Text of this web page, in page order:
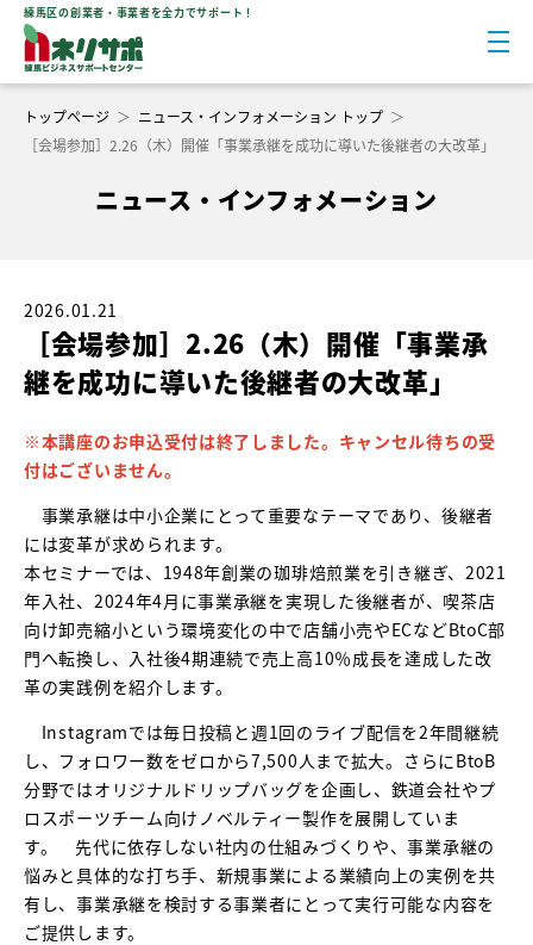
練馬区の創業者・事業者を全力でサポート！
トップページ ＞ ニュース・インフォメーション トップ ＞
［会場参加］2.26（木）開催「事業承継を成功に導いた後継者の大改革」
ニュース・インフォメーション
2026.01.21
［会場参加］2.26（木）開催「事業承
継を成功に導いた後継者の大改革」
※本講座のお申込受付は終了しました。キャンセル待ちの受
付はございません。
事業承継は中⼩企業にとって重要なテーマであり、後継者
には変⾰が求められます。
本セミナーでは、1948年創業の珈琲焙煎業を引き継ぎ、2021
年⼊社、2024年4⽉に事業承継を実現した後継者が、喫茶店
向け卸売縮⼩という環境変化の中で店舗⼩売やECなどBtoC部
⾨へ転換し、⼊社後4期連続で売上⾼10％成⻑を達成した改
⾰の実践例を紹介します。
Instagramでは毎⽇投稿と週1回のライブ配信を2年間継続
し、フォロワー数をゼロから7,500⼈まで拡⼤。さらにBtoB
分野ではオリジナルドリップバッグを企画し、鉄道会社やプ
ロスポーツチーム向けノベルティー製作を展開していま
す。 先代に依存しない社内の仕組みづくりや、事業承継の
悩みと具体的な打ち⼿、新規事業による業績向上の実例を共
有し、事業承継を検討する事業者にとって実⾏可能な内容を
ご提供します。